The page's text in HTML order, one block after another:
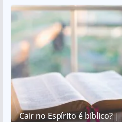
Cair no Espírito é bíblico? |